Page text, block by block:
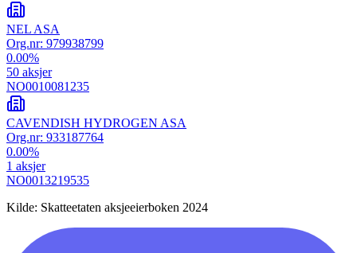
NEL ASA
Org.nr: 979938799
0.00%
50 aksjer
NO0010081235
CAVENDISH HYDROGEN ASA
Org.nr: 933187764
0.00%
1 aksjer
NO0013219535
Kilde: Skatteetaten aksjeeierboken 2024